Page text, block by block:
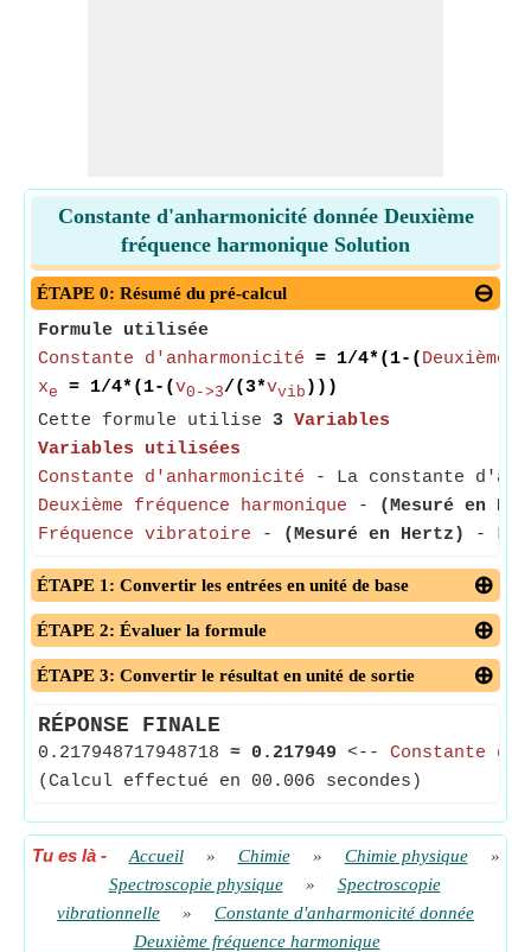
Constante d'anharmonicité donnée Deuxième
fréquence harmonique Solution
ÉTAPE 0: Résumé du pré-calcul
Formule utilisée
Constante d'anharmonicité = 1/4*(1-( Deuxième
xe = 1/4*(1-(v0->3/(3*vvib )))
Cette formule utilise 3 Variables
Variables utilisées
Constante d'anharmonicité - La constante
Deuxième fréquence harmonique -
(Mesuré en
Fréquence vibratoire - (Mesuré en Hertz) - La
ÉTAPE 1: Convertir les entrées en unité de base
ÉTAPE 2: Évaluer la formule
ÉTAPE 3: Convertir le résultat en unité de sortie
RÉPONSE FINALE
0.217948717948718 ≈ 0.217949 <-- Constante
(Calcul effectué en 00.006 secondes)
Tu es là- Accueil » Chimie » Chimie physique
»
Spectroscopie physique
»
Spectroscopie
vibrationnelle
»
Constante d'anharmonicité donnée
Deuxième fréquence harmonique